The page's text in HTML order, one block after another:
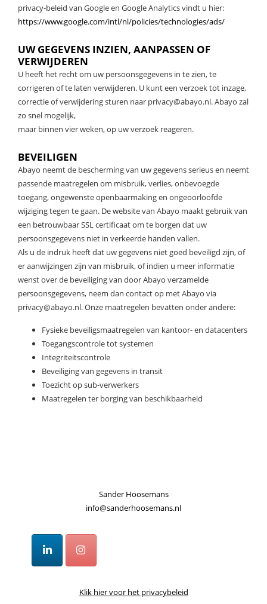
privacy-beleid van Google en Google Analytics vindt u hier:
https://www.google.com/intl/nl/policies/technologies/ads/
UW GEGEVENS INZIEN, AANPASSEN OF
VERWIJDEREN
U heeft het recht om uw persoonsgegevens in te zien, te
corrigeren of te laten verwijderen. U kunt een verzoek tot inzage,
correctie of verwijdering sturen naar privacy@abayo.nl. Abayo zal
zo snel mogelijk,
maar binnen vier weken, op uw verzoek reageren.
BEVEILIGEN
Abayo neemt de bescherming van uw gegevens serieus en neemt
passende maatregelen om misbruik, verlies, onbevoegde
toegang, ongewenste openbaarmaking en ongeoorloofde
wijziging tegen te gaan. De website van Abayo maakt gebruik van
een betrouwbaar SSL certificaat om te borgen dat uw
persoonsgegevens niet in verkeerde handen vallen.
Als u de indruk heeft dat uw gegevens niet goed beveiligd zijn, of
er aanwijzingen zijn van misbruik, of indien u meer informatie
wenst over de beveiliging van door Abayo verzamelde
persoonsgegevens, neem dan contact op met Abayo via
privacy@abayo.nl. Onze maatregelen bevatten onder andere:
Fysieke beveiligsmaatregelen van kantoor- en datacenters
Toegangscontrole tot systemen
Integriteitscontrole
Beveiliging van gegevens in transit
Toezicht op sub-verwerkers
Maatregelen ter borging van beschikbaarheid
Sander Hoosemans
info@sanderhoosemans.nl
Klik hier voor het privacybeleid